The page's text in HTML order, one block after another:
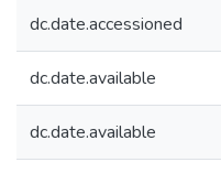
dc.date.accessioned
dc.date.available
dc.date.available